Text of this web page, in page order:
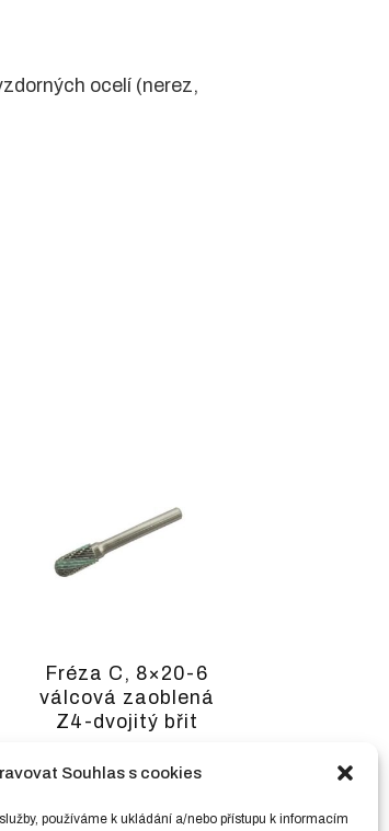
Souhlas s cookies
používáme k ukládání a/nebo přístupu k informacím
ocelí (nerez,
Fréza C, 8×20-6
válcová zaoblená
Z4-dvojitý břit
DPH